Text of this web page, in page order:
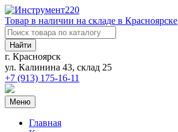
Товар в наличии на складе в Красноярске
Найти
г. Красноярск
ул. Калинина 43, склад 25
+7 (913) 175-16-11
Меню
Главная